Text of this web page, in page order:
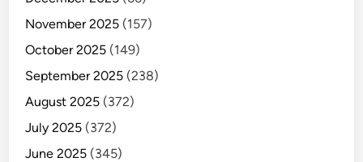
November 2025 (157)
October 2025 (149)
September 2025 (238)
August 2025 (372)
July 2025 (372)
June 2025 (345)